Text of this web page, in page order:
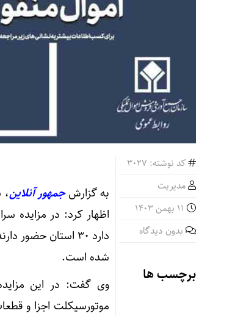
کد نوشته: 3027
مدیریت
بدون دیدگاه
برچسب ها
به گزارشجمهور آنلاین
شده است.
وی گفت: در این مزایده
موتورسیکلت اجزا و